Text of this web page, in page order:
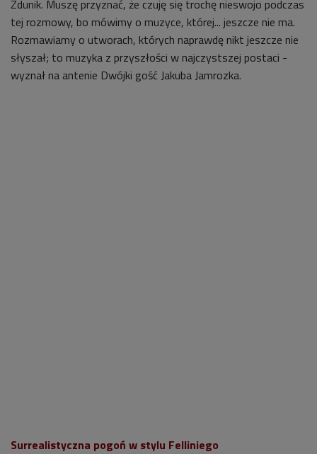
Zdunik. Muszę przyznać, że czuję się trochę nieswojo podczas
tej rozmowy, bo mówimy o muzyce, której... jeszcze nie ma.
Rozmawiamy o utworach, których naprawdę nikt jeszcze nie
słyszał; to muzyka z przyszłości w najczystszej postaci -
wyznał na antenie Dwójki gość Jakuba Jamrozka.
Surrealistyczna pogoń w stylu Felliniego